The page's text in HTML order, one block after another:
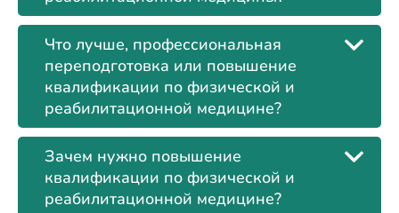
Что лучше, профессиональная
переподготовка или повышение
квалификации по физической и
реабилитационной медицине?
Зачем нужно повышение
квалификации по физической и
реабилитационной медицине?